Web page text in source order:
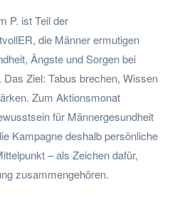
P. ist Teil der
die Männer ermutigen
Ängste und Sorgen bei
Ziel: Tabus brechen, Wissen
Zum Aktionsmonat
für Männergesundheit
Kampagne deshalb persönliche
– als Zeichen dafür,
zusammengehören.